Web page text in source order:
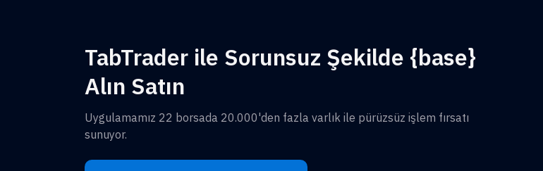
TabTrader ile Sorunsuz Şekilde {base}
Alın Satın
Uygulamamız 22 borsada 20.000'den fazla varlık ile pürüzsüz işlem fırsatı
sunuyor.